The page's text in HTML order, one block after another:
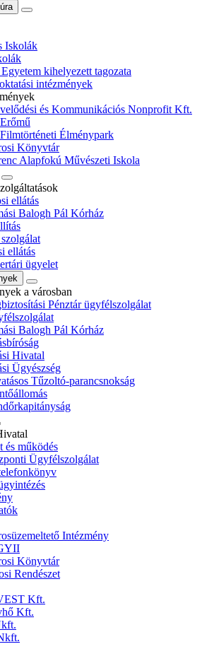
Iskolák
kihelyezett tagozata
intézmények
és Kommunikációs Nonprofit Kft.
Élménypark
Könyvtár
Alapfokú Művészeti Iskola
ellátás
Balogh Pál Kórház
ellátás
ügyelet
a városban
Pénztár ügyfélszolgálat
Balogh Pál Kórház
Hivatal
Ügyészség
Tűzoltó-parancsnokság
és működés
Ügyfélszolgálat
Intézmény
Könyvtár
Rendészet
Kft.
Kft.